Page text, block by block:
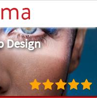
Design